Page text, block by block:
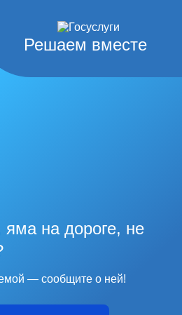
Решаем вместе
яма на дороге, не
— сообщите о ней!